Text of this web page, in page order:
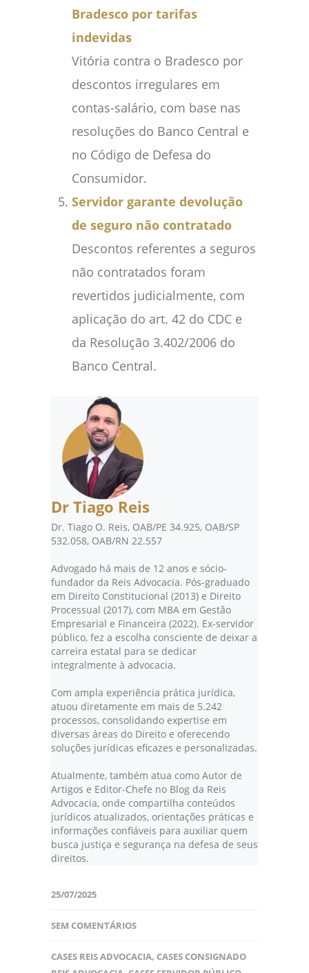
Bradesco por tarifas
indevidas
Vitória contra o Bradesco por
descontos irregulares em
contas-salário, com base nas
resoluções do Banco Central e
no Código de Defesa do
Consumidor.
Servidor garante devolução
de seguro não contratado
Descontos referentes a seguros
não contratados foram
revertidos judicialmente, com
aplicação do art. 42 do CDC e
da Resolução 3.402/2006 do
Banco Central.
Dr Tiago Reis
Dr. Tiago O. Reis, OAB/PE 34.925, OAB/SP
532.058, OAB/RN 22.557
Advogado há mais de 12 anos e sócio-
fundador da Reis Advocacia. Pós-graduado
em Direito Constitucional (2013) e Direito
Processual (2017), com MBA em Gestão
Empresarial e Financeira (2022). Ex-servidor
público, fez a escolha consciente de deixar a
carreira estatal para se dedicar
integralmente à advocacia.
Com ampla experiência prática jurídica,
atuou diretamente em mais de 5.242
processos, consolidando expertise em
diversas áreas do Direito e oferecendo
soluções jurídicas eficazes e personalizadas.
Atualmente, também atua como Autor de
Artigos e Editor-Chefe no Blog da Reis
Advocacia, onde compartilha conteúdos
jurídicos atualizados, orientações práticas e
informações confiáveis para auxiliar quem
busca justiça e segurança na defesa de seus
direitos.
25/07/2025
SEM COMENTÁRIOS
CASES REIS ADVOCACIA, CASES CONSIGNADO